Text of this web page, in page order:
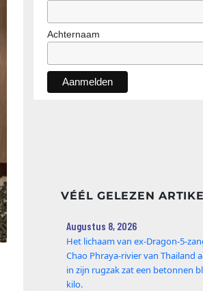
Achternaam
VÉÉL GELEZEN
Augustus 8, 2026
Het lichaam van ex-
Chao Phraya‑rivier van Thailand
in zijn rugzak zat een betonnen
kilo.